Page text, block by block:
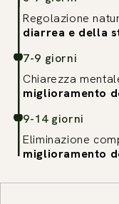
Regolazione
diarrea e della
7-9 giorni
Chiarezza
miglioramento
9-14 giorni
Eliminazione
miglioramento